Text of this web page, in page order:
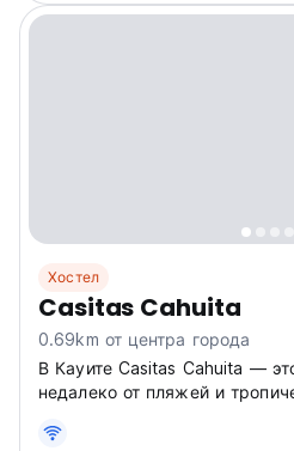
Хостел
Casitas Cahuita
0.69km от центра города
В Кауите Casitas Cahuita —
недалеко от пляжей и
попутчиками. Завтрак